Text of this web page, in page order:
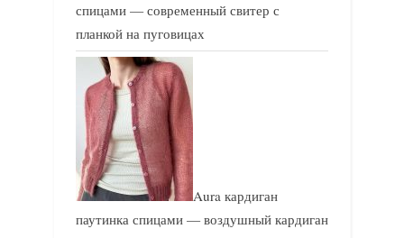
спицами — современный свитер с
планкой на пуговицах
Aura кардиган
паутинка спицами — воздушный кардиган